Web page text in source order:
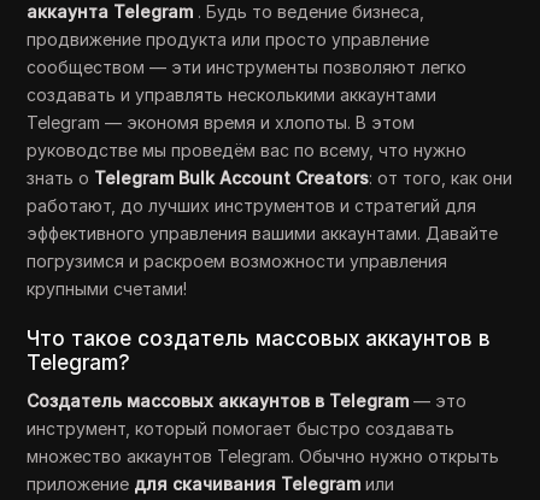
аккаунта Telegram . Будь то ведение бизнеса,
продвижение продукта или просто управление
сообществом — эти инструменты позволяют легко
создавать и управлять несколькими аккаунтами
Telegram — экономя время и хлопоты. В этом
руководстве мы проведём вас по всему, что нужно
знать о Telegram Bulk Account Creators: от того, как они
работают, до лучших инструментов и стратегий для
эффективного управления вашими аккаунтами. Давайте
погрузимся и раскроем возможности управления
крупными счетами!
Что такое создатель массовых аккаунтов в
Telegram?
Создатель массовых аккаунтов в Telegram — это
инструмент, который помогает быстро создавать
множество аккаунтов Telegram. Обычно нужно открыть
приложение для скачивания Telegram или